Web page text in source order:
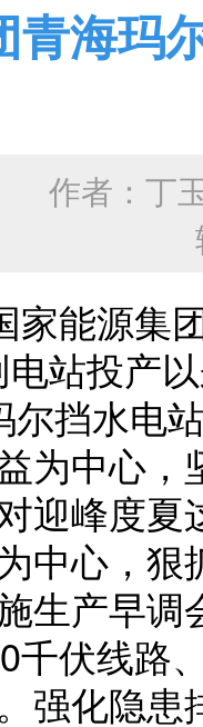
青海玛
作者：丁
能源集团
站投产
水电站
为中心，
迎峰度夏
中心，
生产早
千伏线路
强化隐患